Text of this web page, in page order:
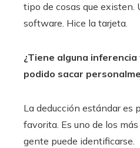
tipo de cosas que existen.
software. Hice la tarjeta.
¿Tiene alguna
podido sacar
La deducción estándar es
favorita. Es uno de los
gente puede identificarse.